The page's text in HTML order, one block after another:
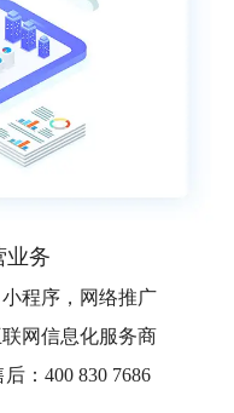
业务
程序，网络推广
网信息化服务商
：400 830 7686